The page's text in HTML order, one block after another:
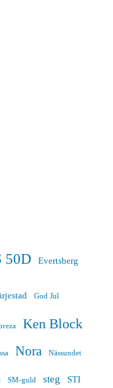
50D Evertsberg
God Jul
Ken Block
Nora Nässundet
SM-guld steg STI